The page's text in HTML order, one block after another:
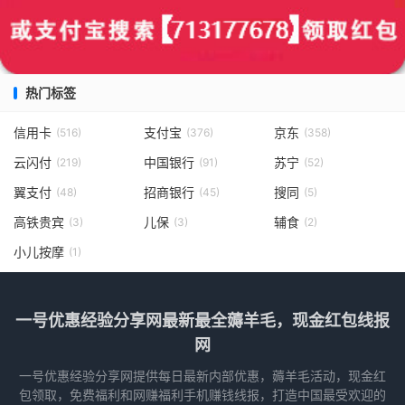
热门标签
信用卡 (516) 支付宝 (376) 京东 (358)
云闪付 (219) 中国银行 (91) 苏宁 (52)
翼支付 (48) 招商银行 (45) 搜同 (5)
高铁贵宾 (3) 儿保 (3) 辅食 (2)
小儿按摩 (1)
一号优惠经验分享网最新最全薅羊毛，现金红包线报
网
一号优惠经验分享网提供每日最新内部优惠，薅羊毛活动，现金红
包领取，免费福利和网赚福利手机赚钱线报，打造中国最受欢迎的